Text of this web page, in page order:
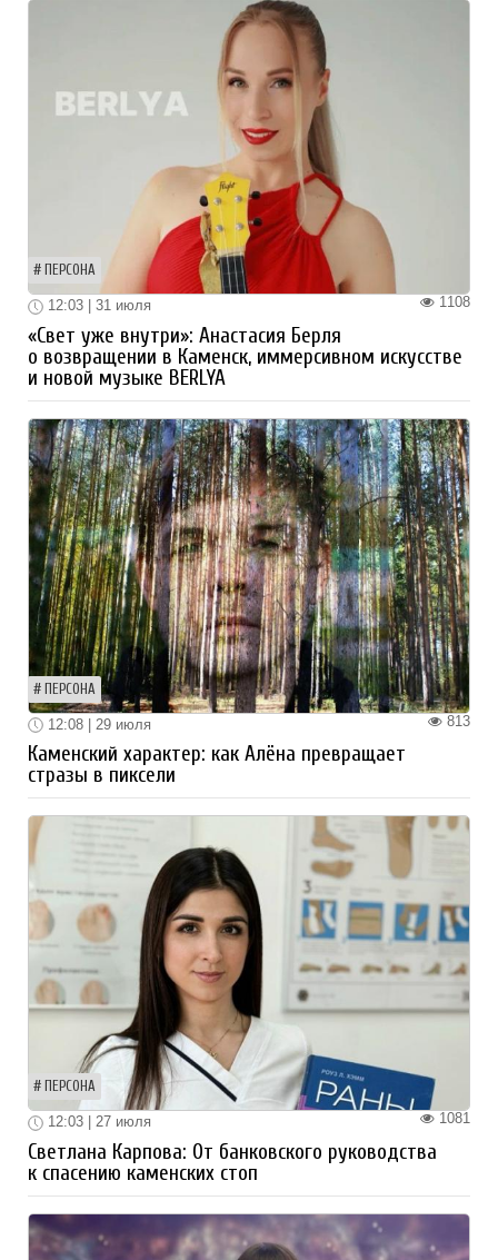
ПЕРСОНА
1108
12:03 | 31 июля
«Свет уже внутри»: Анастасия Берля
о возвращении в Каменск, иммерсивном искусстве
и новой музыке BERLYA
ПЕРСОНА
813
12:08 | 29 июля
Каменский характер: как Алёна превращает
стразы в пиксели
ПЕРСОНА
1081
12:03 | 27 июля
Светлана Карпова: От банковского руководства
к спасению каменских стоп